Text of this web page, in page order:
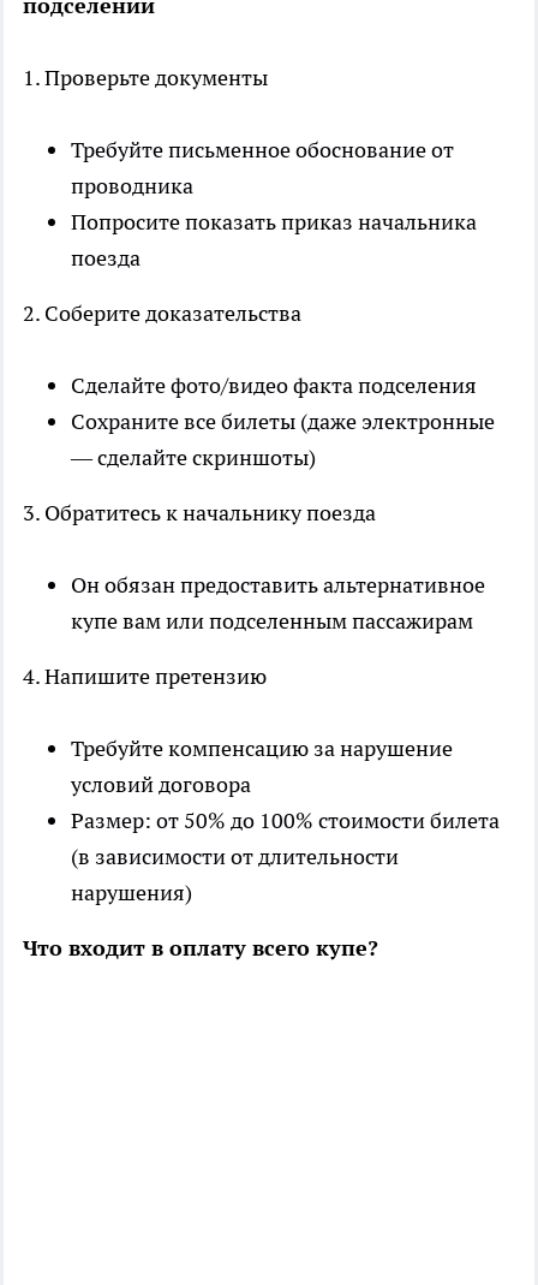
1. Проверьте документы
Требуйте письменное обоснование от
проводника
Попросите показать приказ начальника
поезда
2. Соберите доказательства
Сделайте фото/видео факта подселения
Сохраните все билеты (даже электронные
— сделайте скриншоты)
3. Обратитесь к начальнику поезда
Он обязан предоставить альтернативное
купе вам или подселенным пассажирам
4. Напишите претензию
Требуйте компенсацию за нарушение
условий договора
Размер: от 50% до 100% стоимости билета
(в зависимости от длительности
нарушения)
Что входит в оплату всего купе?